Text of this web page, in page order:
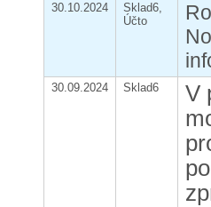
30.10.2024
Sklad6,
Účto
30.09.2024 Sklad6
V